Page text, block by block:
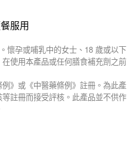
服用
懷孕或哺乳中的女士、 18 歲或以下
使用本產品或任何膳食補充劑之前
》或《中醫藥條例》註冊。為此產
註冊而接受評核。此產品並不供作